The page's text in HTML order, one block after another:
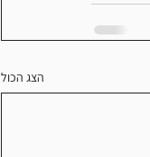
הצג הכול